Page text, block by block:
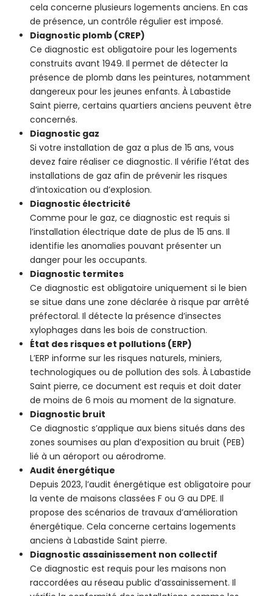
cela concerne plusieurs logements anciens. En cas
de présence, un contrôle régulier est imposé.
Diagnostic plomb (CREP)
Ce diagnostic est obligatoire pour les logements
construits avant 1949. Il permet de détecter la
présence de plomb dans les peintures, notamment
dangereux pour les jeunes enfants. À Labastide
Saint pierre, certains quartiers anciens peuvent être
concernés.
Diagnostic gaz
Si votre installation de gaz a plus de 15 ans, vous
devez faire réaliser ce diagnostic. Il vérifie l’état des
installations de gaz afin de prévenir les risques
d’intoxication ou d’explosion.
Diagnostic électricité
Comme pour le gaz, ce diagnostic est requis si
l’installation électrique date de plus de 15 ans. Il
identifie les anomalies pouvant présenter un
danger pour les occupants.
Diagnostic termites
Ce diagnostic est obligatoire uniquement si le bien
se situe dans une zone déclarée à risque par arrêté
préfectoral. Il détecte la présence d’insectes
xylophages dans les bois de construction.
État des risques et pollutions (ERP)
L’ERP informe sur les risques naturels, miniers,
technologiques ou de pollution des sols. À Labastide
Saint pierre, ce document est requis et doit dater
de moins de 6 mois au moment de la signature.
Diagnostic bruit
Ce diagnostic s’applique aux biens situés dans des
zones soumises au plan d’exposition au bruit (PEB)
lié à un aéroport ou aérodrome.
Audit énergétique
Depuis 2023, l’audit énergétique est obligatoire pour
la vente de maisons classées F ou G au DPE. Il
propose des scénarios de travaux d’amélioration
énergétique. Cela concerne certains logements
anciens à Labastide Saint pierre.
Diagnostic assainissement non collectif
Ce diagnostic est requis pour les maisons non
raccordées au réseau public d’assainissement. Il